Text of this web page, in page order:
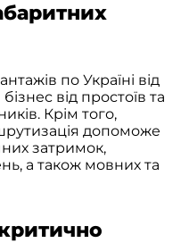
по Україні від
від простоїв та
Крім того,
допоможе
затримок,
а також мовних та